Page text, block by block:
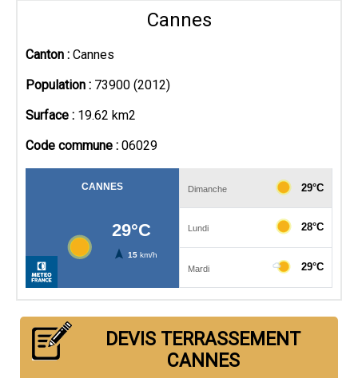
Cannes
Canton : Cannes
Population : 73900 (2012)
Surface : 19.62 km2
Code commune : 06029
DEVIS TERRASSEMENT
CANNES